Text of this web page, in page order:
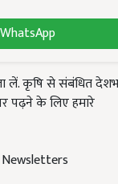
लें. कृषि से संबंधित
पढ़ने के लिए हमारे